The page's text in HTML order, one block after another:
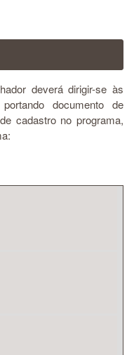
deverá dirigir-se às
documento de
cadastro no programa,